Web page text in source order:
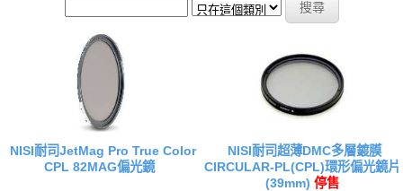
NISI耐司JetMag Pro True Color
CPL 82MAG偏光鏡
NISI耐司超薄DMC多層鍍膜
CIRCULAR-PL(CPL)環形偏光鏡片
(39mm) 停售